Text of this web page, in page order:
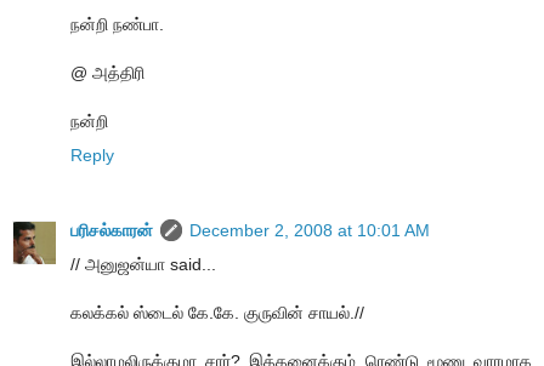
நன்றி நண்பா.
@ அத்திரி
நன்றி
Reply
பரிசல்காரன்
December 2, 2008 at 10:01 AM
// அனுஜன்யா said...
கலக்கல் ஸ்டைல் கே.கே. குருவின் சாயல்.//
இல்லாமலிருக்குமா சார்? இத்தனைக்கும் ரெண்டு மூணு வாரமாக